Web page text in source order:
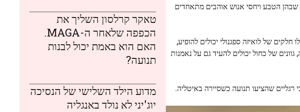
שבהן הטבע ויחסי אנוש אוהבים מתאחדים
של לואיזה ספגנולי יכולים להופיע,
של כחול יכולים להעיד גם על נאמנות
שהציעו תנועה כשסיירה באיטליה.
טאקר קרלסון השליך את
הכפפה שלאחר ה-MAGA.
האם הוא באמת יכול לבנות
תנועה?
מדוע הילד השלישי של הנסיכה
יוג'יני לא נולד באנגליה